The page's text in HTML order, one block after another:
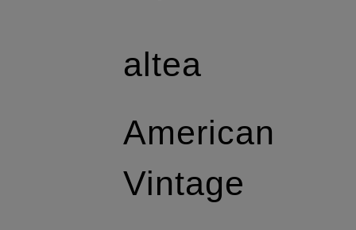
altea
American
Vintage